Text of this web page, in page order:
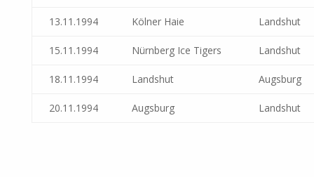
13.11.1994 Kölner Haie Landshut
15.11.1994 Nürnberg Ice Tigers Landshut
18.11.1994 Landshut Augsburg
20.11.1994 Augsburg Landshut